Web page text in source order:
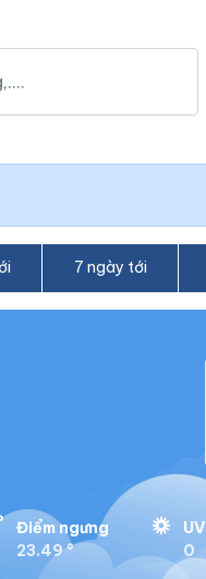
7 ngày tới
Điểm ngưng
23.49 °
UV
0